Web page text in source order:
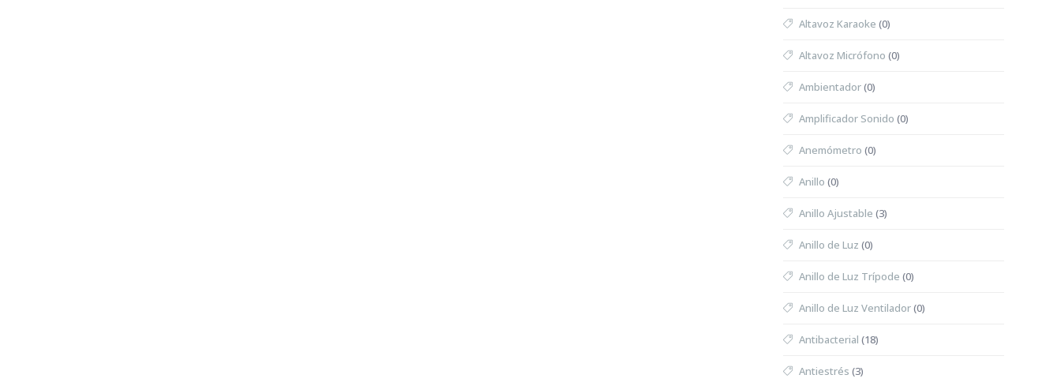
Altavoz Karaoke (0)
Altavoz Micrófono (0)
Ambientador(0)
Amplificador Sonido (0)
Anemómetro (0)
Anillo (0)
Anillo Ajustable (3)
Anillo de Luz (0)
Anillo de Luz Trípode (0)
Anillo de Luz Ventilador(0)
Antibacterial (18)
Antiestrés (3)